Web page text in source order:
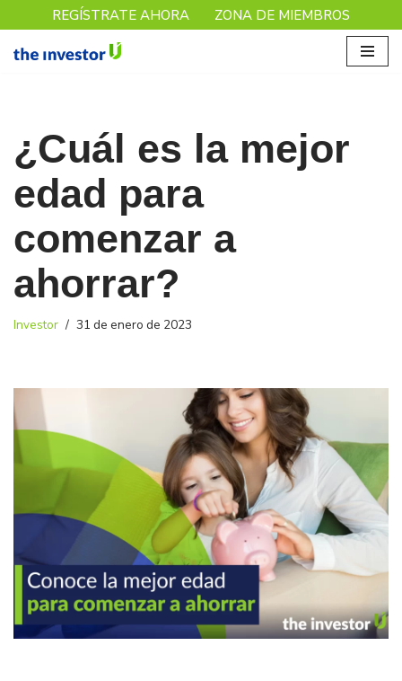
Saltar
REGÍSTRATE AHORA ZONA DE MIEMBROS
¿Cuál es la mejor
edad para
comenzar a
ahorrar?
Investor 31 de enero de 2023